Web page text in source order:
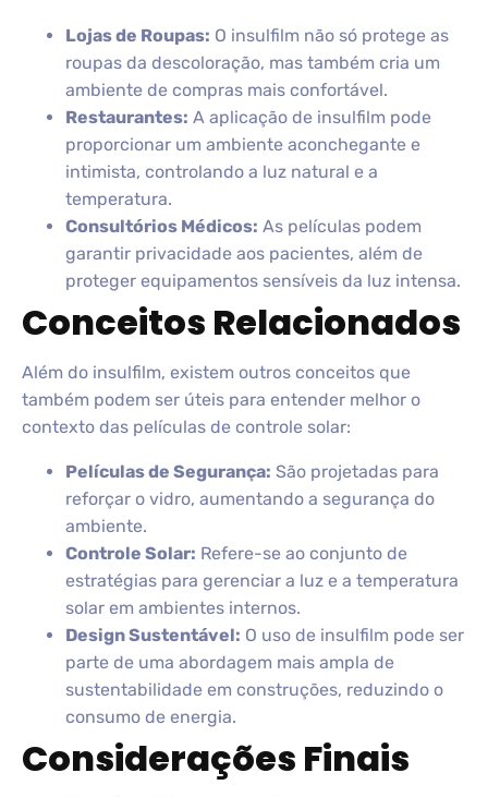
Lojas de Roupas: O insulfilm não só protege as
roupas da descoloração, mas também cria um
ambiente de compras mais confortável.
Restaurantes: A aplicação de insulfilm pode
proporcionar um ambiente aconchegante e
intimista, controlando a luz natural e a
temperatura.
Consultórios Médicos: As películas podem
garantir privacidade aos pacientes, além de
proteger equipamentos sensíveis da luz intensa.
Conceitos Relacionados
Além do insulfilm, existem outros conceitos que
também podem ser úteis para entender melhor o
contexto das películas de controle solar:
Películas de Segurança: São projetadas para
reforçar o vidro, aumentando a segurança do
ambiente.
Controle Solar: Refere-se ao conjunto de
estratégias para gerenciar a luz e a temperatura
solar em ambientes internos.
Design Sustentável: O uso de insulfilm pode ser
parte de uma abordagem mais ampla de
sustentabilidade em construções, reduzindo o
consumo de energia.
Considerações Finais